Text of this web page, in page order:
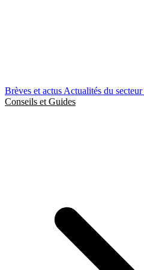
Brèves et actus Actualités du secteur
Conseils et Guides